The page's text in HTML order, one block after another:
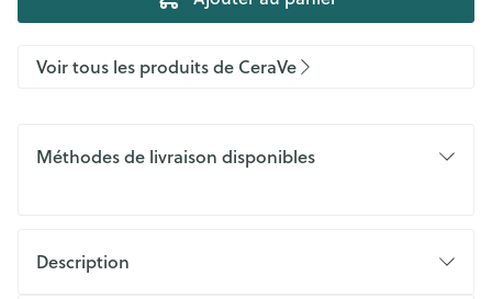
Voir tous les produits de CeraVe
Méthodes de livraison disponibles
Description